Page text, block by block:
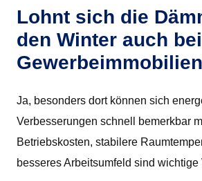
Lohnt sich die
den Winter auch bei
Ja, besonders dort können sich
Verbesserungen schnell bemerkbar
Betriebskosten, stabilere
besseres Arbeitsumfeld sind wichtige